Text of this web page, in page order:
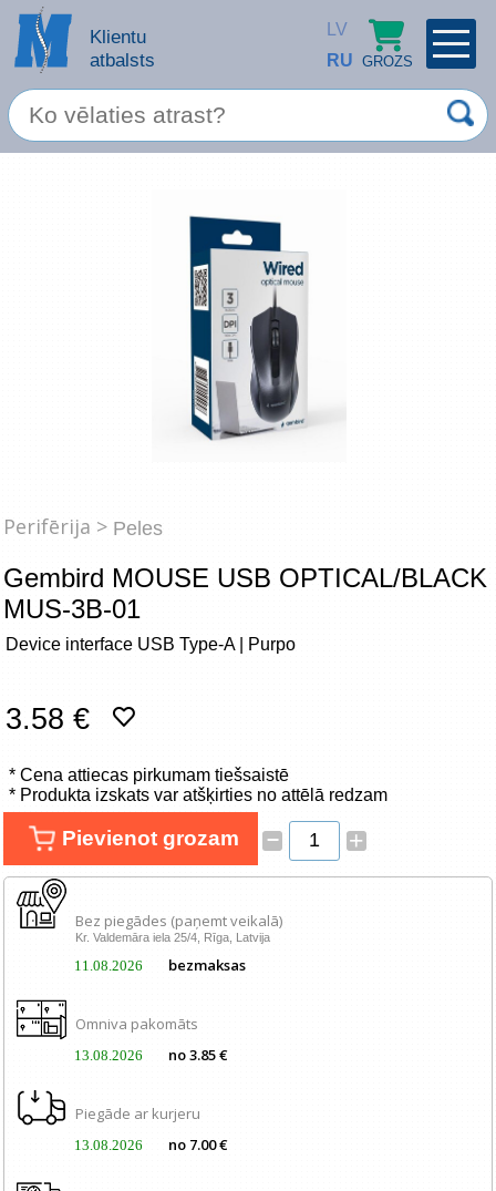
Klientu
atbalsts
LV
RU GROZS
Servisa pakalpojumi
Datoru piederumi
Viedierīces
TV, Foto un elektronika
Renewd tehnika, Outlet
Perifērija > Peles
Gembird MOUSE USB OPTICAL/BLACK
MUS-3B-01
Device interface USB Type-A | Purpo
3.58 €
* Cena attiecas pirkumam tiešsaistē
* Produkta izskats var atšķirties no attēlā redzam
Pievienot grozam – +
Bez piegādes (paņemt veikalā)
Kr. Valdemāra iela 25/4, Rīga, Latvija
11.08.2026 bezmaksas
Omniva pakomāts
13.08.2026 no 3.85 €
Piegāde ar kurjeru
13.08.2026 no 7.00 €